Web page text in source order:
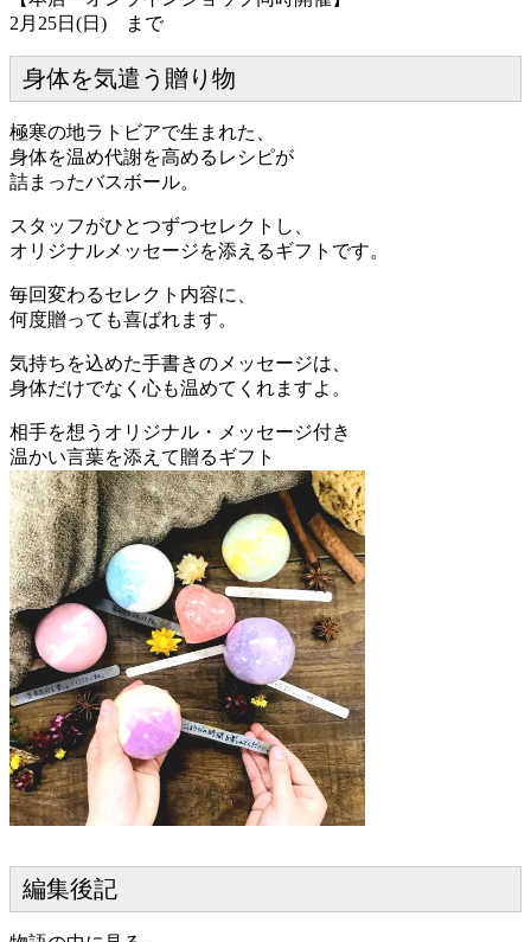
2月25日(日) まで
身体を気遣う贈り物
極寒の地ラトビアで生まれた、
身体を温め代謝を高めるレシピが
詰まったバスボール。
スタッフがひとつずつセレクトし、
オリジナルメッセージを添えるギフトです。
毎回変わるセレクト内容に、
何度贈っても喜ばれます。
気持ちを込めた手書きのメッセージは、
身体だけでなく心も温めてくれますよ。
相手を想うオリジナル・メッセージ付き
温かい言葉を添えて贈るギフト
編集後記